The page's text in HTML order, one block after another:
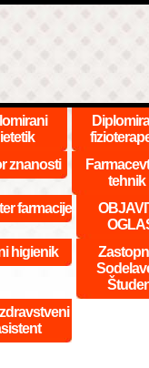
znanosti
tehnik
farmacije
higienik